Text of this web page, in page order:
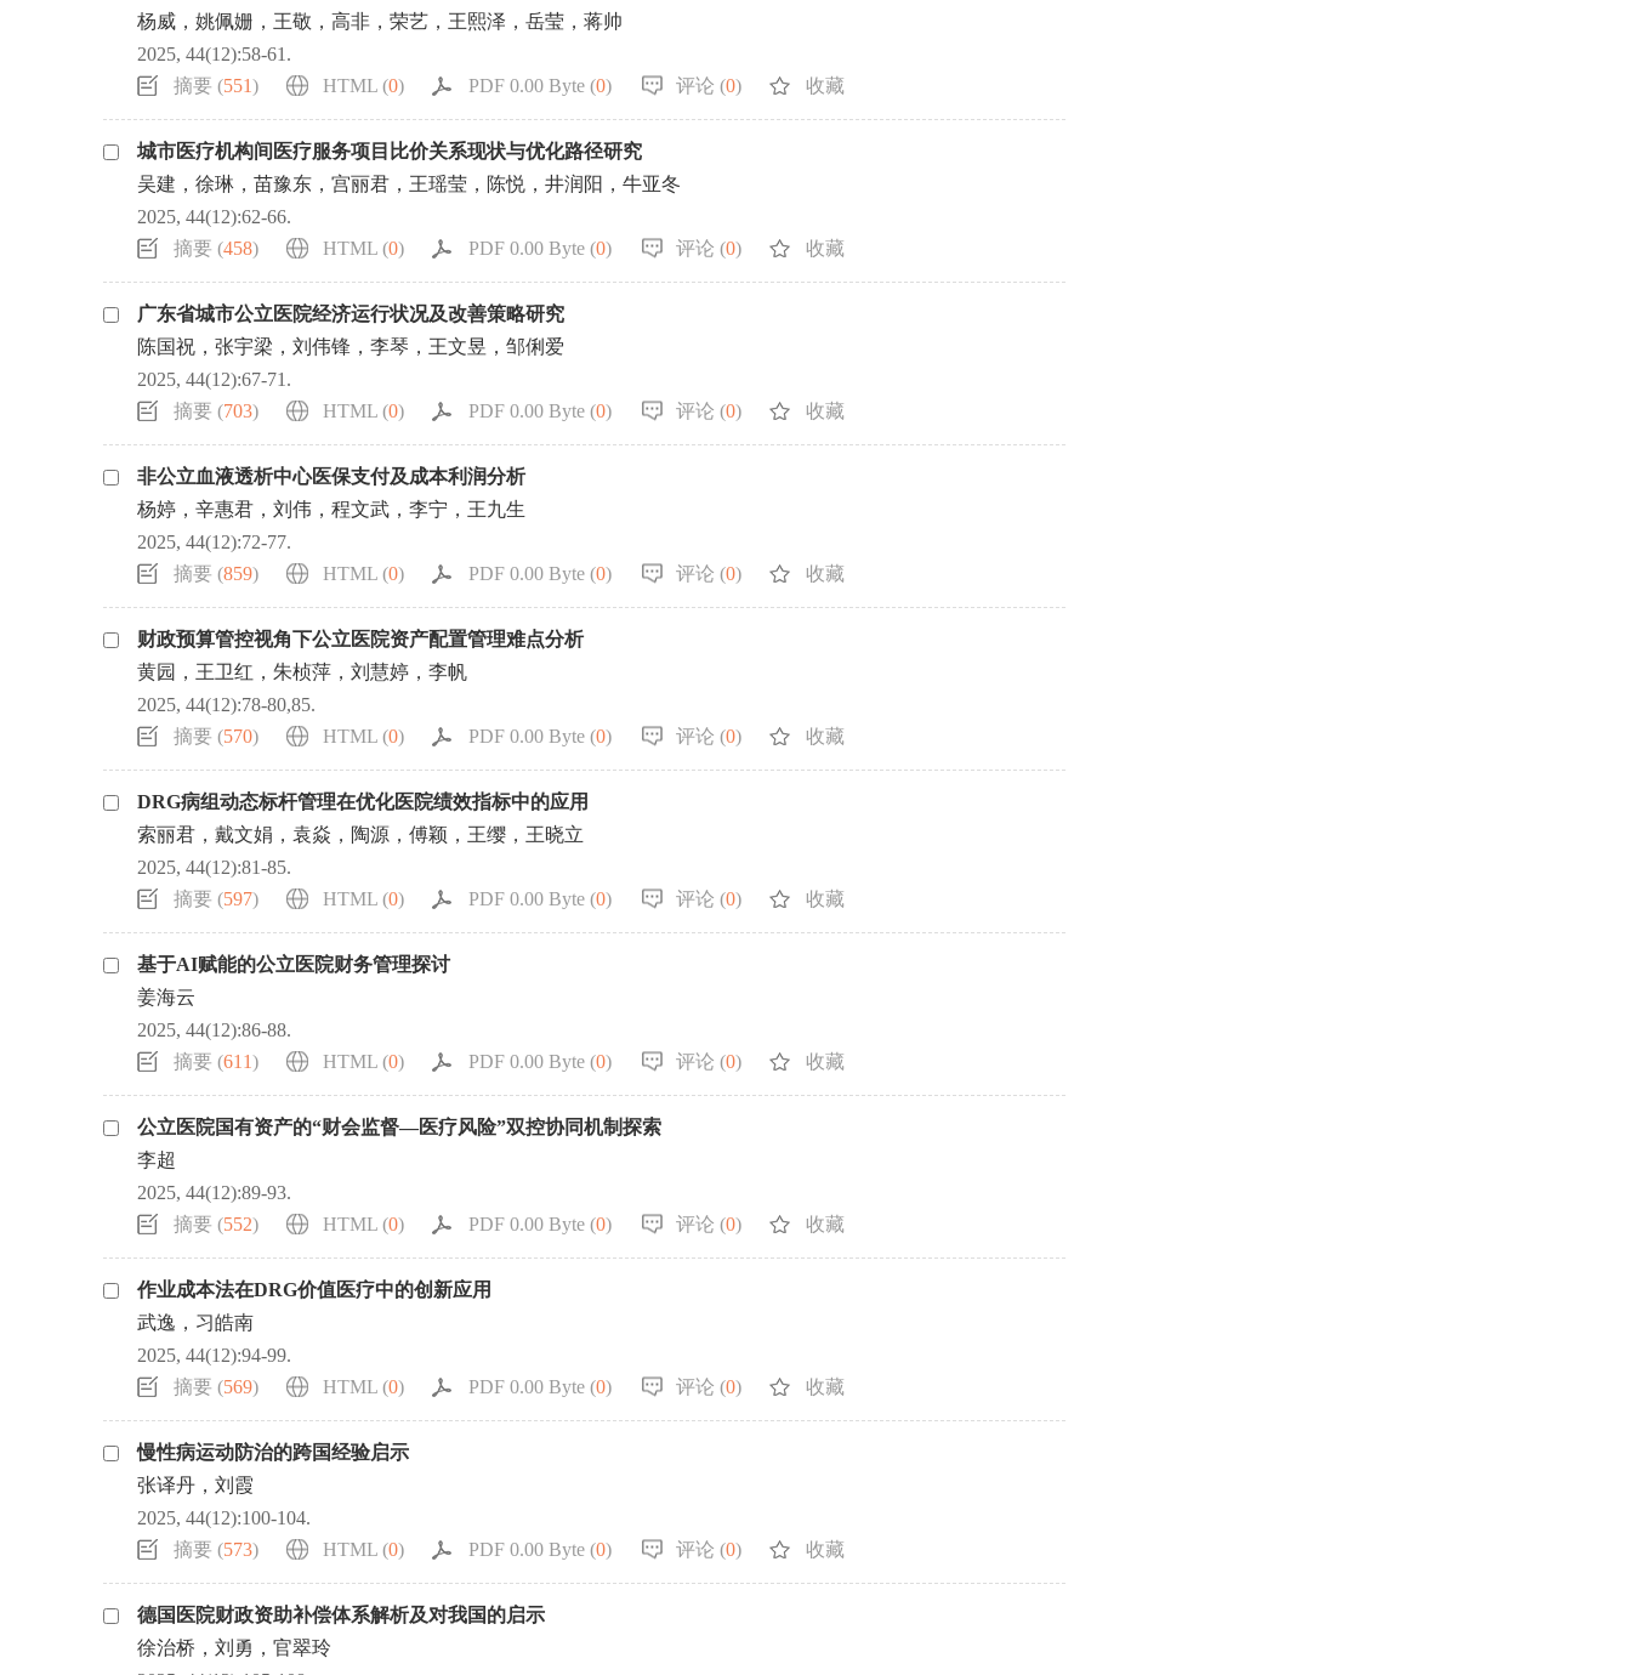
杨威，姚佩姗，王敬，高非，荣艺，王熙泽，岳莹，蒋帅
2025, 44(12):58-61.
摘要 (551) HTML (0) PDF 0.00 Byte (0) 评论 (0) 收藏
城市医疗机构间医疗服务项目比价关系现状与优化路径研究
吴建，徐琳，苗豫东，宫丽君，王瑶莹，陈悦，井润阳，牛亚冬
2025, 44(12):62-66.
摘要 (458) HTML (0) PDF 0.00 Byte (0) 评论 (0) 收藏
广东省城市公立医院经济运行状况及改善策略研究
陈国祝，张宇梁，刘伟锋，李琴，王文昱，邹俐爱
2025, 44(12):67-71.
摘要 (703) HTML (0) PDF 0.00 Byte (0) 评论 (0) 收藏
非公立血液透析中心医保支付及成本利润分析
杨婷，辛惠君，刘伟，程文武，李宁，王九生
2025, 44(12):72-77.
摘要 (859) HTML (0) PDF 0.00 Byte (0) 评论 (0) 收藏
财政预算管控视角下公立医院资产配置管理难点分析
黄园，王卫红，朱桢萍，刘慧婷，李帆
2025, 44(12):78-80,85.
摘要 (570) HTML (0) PDF 0.00 Byte (0) 评论 (0) 收藏
DRG病组动态标杆管理在优化医院绩效指标中的应用
索丽君，戴文娟，袁焱，陶源，傅颖，王缨，王晓立
2025, 44(12):81-85.
摘要 (597) HTML (0) PDF 0.00 Byte (0) 评论 (0) 收藏
基于AI赋能的公立医院财务管理探讨
姜海云
2025, 44(12):86-88.
摘要 (611) HTML (0) PDF 0.00 Byte (0) 评论 (0) 收藏
公立医院国有资产的“财会监督—医疗风险”双控协同机制探索
李超
2025, 44(12):89-93.
摘要 (552) HTML (0) PDF 0.00 Byte (0) 评论 (0) 收藏
作业成本法在DRG价值医疗中的创新应用
武逸，习皓南
2025, 44(12):94-99.
摘要 (569) HTML (0) PDF 0.00 Byte (0) 评论 (0) 收藏
慢性病运动防治的跨国经验启示
张译丹，刘霞
2025, 44(12):100-104.
摘要 (573) HTML (0) PDF 0.00 Byte (0) 评论 (0) 收藏
德国医院财政资助补偿体系解析及对我国的启示
徐治桥，刘勇，官翠玲